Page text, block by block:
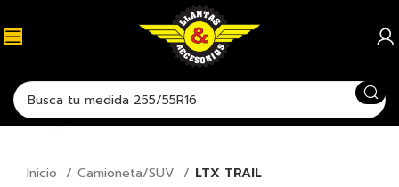
Click para agrandar
Inicio Camioneta/SUV LTX TRAIL